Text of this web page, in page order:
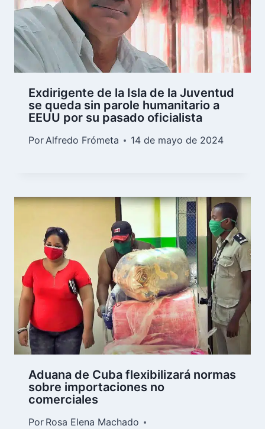
Exdirigente de la Isla de la Juventud
se queda sin parole humanitario a
EEUU por su pasado oficialista
PorAlfredo Frómeta 14 de mayo de 2024
Aduana de Cuba flexibilizará normas
sobre importaciones no
comerciales
Por Rosa Elena Machado